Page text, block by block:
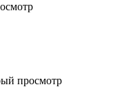
просмотр